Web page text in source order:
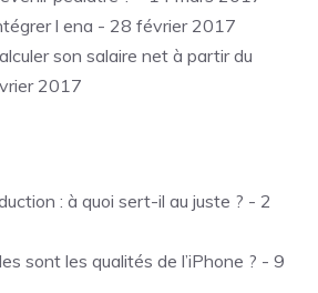
l ena - 28 février 2017
son salaire net à partir du
2017
: à quoi sert-il au juste ? - 2
sont les qualités de l’iPhone ? - 9